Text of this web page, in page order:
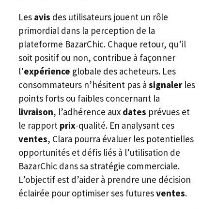
Les avis des utilisateurs jouent un rôle
primordial dans la perception de la
plateforme BazarChic. Chaque retour, qu’il
soit positif ou non, contribue à façonner
l’expérience globale des acheteurs. Les
consommateurs n’hésitent pas à signalerles
points forts ou faibles concernant la
livraison, l’adhérence aux dates prévues et
le rapport prix-qualité. En analysant ces
ventes, Clara pourra évaluer les potentielles
opportunités et défis liés à l’utilisation de
BazarChic dans sa stratégie commerciale.
L’objectif est d’aider à prendre une décision
éclairée pour optimiser ses futuresventes.